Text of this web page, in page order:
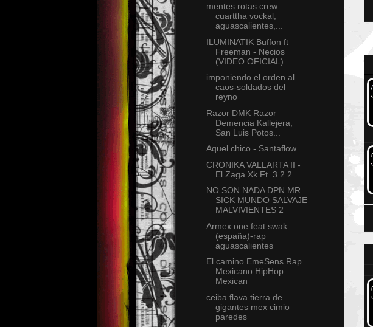
mentes rotas crew
cuarttha vockal,
aguascalientes,...
ILUMINATIK Buffon ft
Freeman - Necios
(VIDEO OFICIAL)
imponiendo el orden al
caos-soldados del
reyno
Razor DMK Razor
Demencia Kallejera,
San Luis Potos...
Aquel chico - Santaflow
CRONIKA VALLARTA II -
El Zaga Xk Ft. 3 2 2
NO SON NADA DPN MR
SICK MUNDO SALVAJE
MALVIVIENTES 2
Armex one feat swak
(españa)-rap
aguascalientes
El camino EmeSens Rap
Mexicano HipHop
Mexican
ceiba flava tierra de
gigantes mex cimio
paredes